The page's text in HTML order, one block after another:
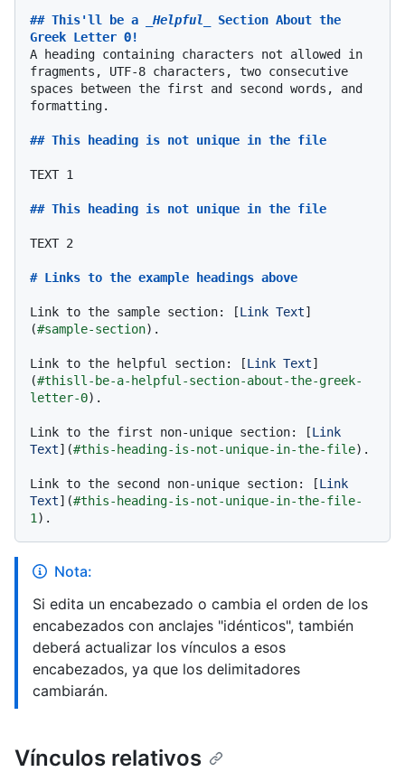
## This'll be a _Helpful_
Section About the
Greek Letter Θ!
A heading containing characters not allowed in
fragments, UTF-8 characters, two consecutive
spaces between the first and second words, and
formatting.
## This heading is not unique in the file
TEXT 1
## This heading is not unique in the file
TEXT 2
# Links to the example headings above
Link to the sample section: [Link Text]
(#sample-section).
Link to the helpful section: [Link Text]
(#thisll-be-a-helpful-section-about-the-greek-
letter-Θ).
Link to the first non-unique section: [Link
Text](#this-heading-is-not-unique-in-the-file).
Link to the second non-unique section: [Link
Text](#this-heading-is-not-unique-in-the-file-
1
Nota:
Si edita un encabezado o cambia el orden de los
encabezados con anclajes "idénticos", también
deberá actualizar los vínculos a esos
encabezados, ya que los delimitadores
cambiarán.
Vínculos relativos